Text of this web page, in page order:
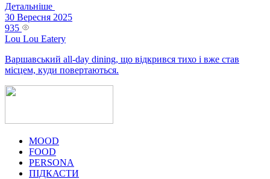
Детальніше
30 Вересня 2025
935
Lou Lou Eatery
Варшавський all-day dining, що відкрився тихо і вже став
місцем, куди повертаються.
MOOD
FOOD
PERSONA
ПІДКАСТИ